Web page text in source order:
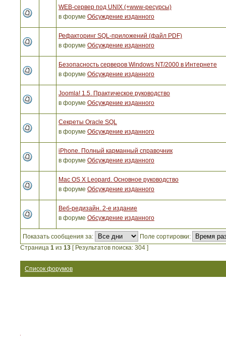
WEB-сервер под UNIX (+www-ресурсы)
в форуме Обсуждение изданного
Рефакторинг SQL-приложений (файл PDF)
в форуме Обсуждение изданного
Безопасность серверов Windows NT/2000 в Интернете
в форуме Обсуждение изданного
Joomla! 1.5. Практическое руководство
в форуме Обсуждение изданного
Секреты Oracle SQL
в форуме Обсуждение изданного
iPhone. Полный карманный справочник
в форуме Обсуждение изданного
Mac OS X Leopard. Основное руководство
в форуме Обсуждение изданного
Веб-редизайн. 2-е издание
в форуме Обсуждение изданного
Показать сообщения за:
Поле сортировки:
Страница 1 из 13 [ Результатов поиска: 304 ]
Список форумов